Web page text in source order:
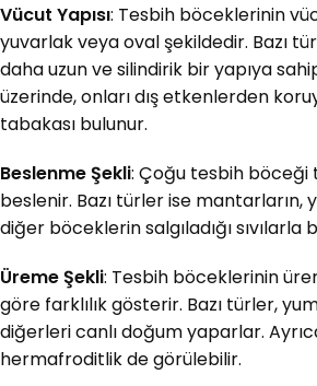
Vücut Yapısı: Tesbih böceklerinin
yuvarlak veya oval şekildedir. Bazı
daha uzun ve silindirik bir yapıya
üzerinde, onları dış etkenlerden
tabakası bulunur.
Beslenme Şekli: Çoğu tesbih böceği
beslenir. Bazı türler ise mantarların,
diğer böceklerin salgıladığı sıvılarla
Üreme Şekli: Tesbih böceklerinin
göre farklılık gösterir. Bazı türler,
diğerleri canlı doğum yaparlar.
hermafroditlik de görülebilir.